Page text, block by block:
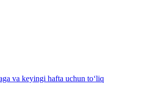
va keyingi hafta uchun to‘liq